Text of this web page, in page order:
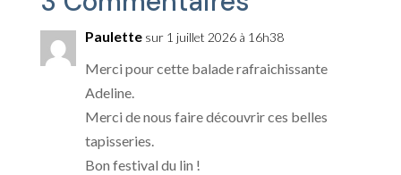
Paulette sur 1 juillet 2026 à 16h38
Merci pour cette balade rafraichissante
Adeline.
Merci de nous faire découvrir ces belles
tapisseries.
Bon festival du lin !